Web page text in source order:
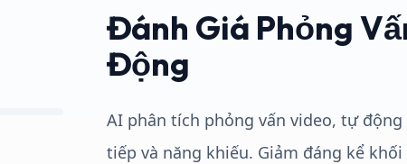
Đánh Giá Phỏng
Động
AI phân tích phỏng vấn video, tự
tiếp và năng khiếu. Giảm đáng kể